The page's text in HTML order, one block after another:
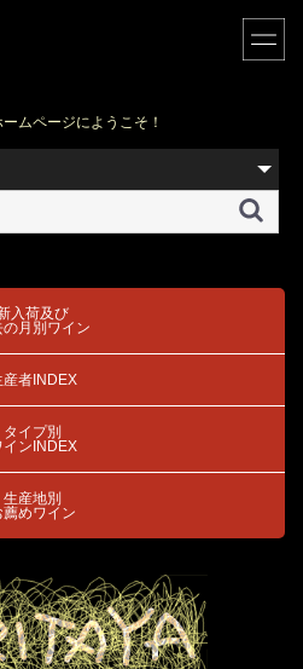
ムページにようこそ！
入荷及び
の月別ワイン
産者INDEX
タイプ別
インINDEX
生産地別
薦めワイン